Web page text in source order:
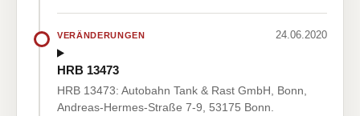
VERÄNDERUNGEN 24.06.2020
HRB 13473
HRB 13473: Autobahn Tank & Rast GmbH, Bonn,
Andreas-Hermes-Straße 7-9, 53175 Bonn.